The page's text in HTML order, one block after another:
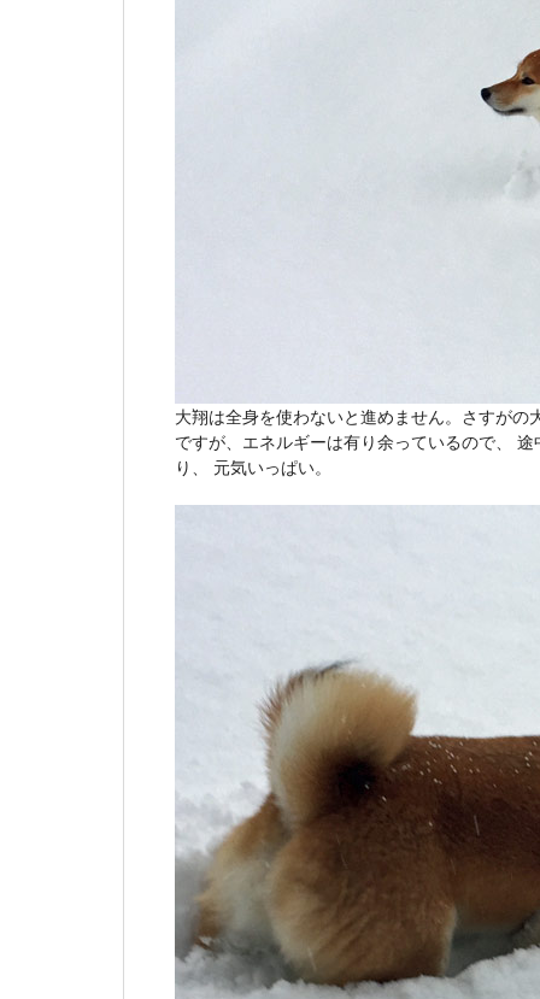
大翔は全身を使わないと進めません。さすがの
ですが、エネルギーは有り余っているので、
り、 元気いっぱい。